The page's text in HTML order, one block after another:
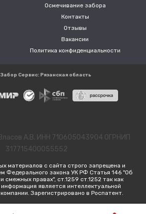
Осмечивание забора
Контакты
Отзывы
Вакансии
Политика конфиденциальности
Сервис: Рязанская область
А.В. ИНН 710605043904 ОГРНИП
317715400055552
материалов с сайта строго запрещена и
Федерального закона УК РФ Статья 146 "Об
смежных правах", ст.1259 ст.1252 так как
является интеллектуальной
Зарегистрировано в Роспатент.